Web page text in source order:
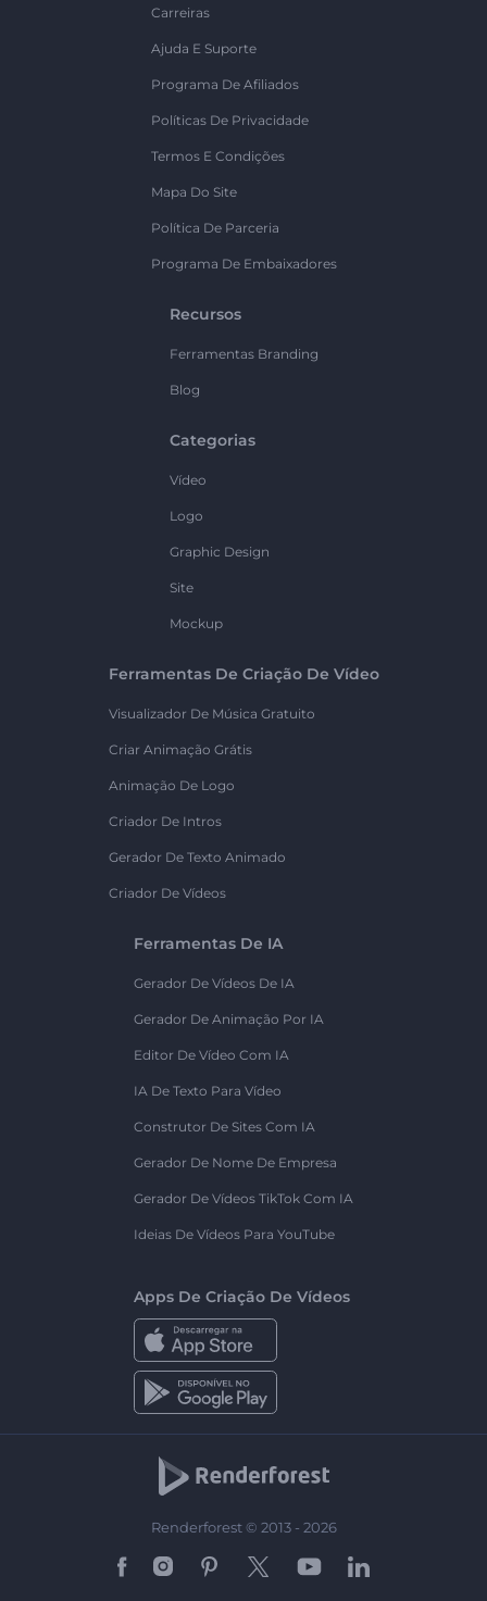
Carreiras
Ajuda E Suporte
Programa De Afiliados
Políticas De Privacidade
Termos E Condições
Mapa Do Site
Política De Parceria
Programa De Embaixadores
Recursos
Ferramentas Branding
Blog
Categorias
Vídeo
Logo
Graphic Design
Site
Mockup
Ferramentas De Criação De Vídeo
Visualizador De Música Gratuito
Criar Animação Grátis
Animação De Logo
Criador De Intros
Gerador De Texto Animado
Criador De Vídeos
Ferramentas De IA
Gerador De Vídeos De IA
Gerador De Animação Por IA
Editor De Vídeo Com IA
IA De Texto Para Vídeo
Construtor De Sites Com IA
Gerador De Nome De Empresa
Gerador De Vídeos TikTok Com IA
Ideias De Vídeos Para YouTube
Apps De Criação De Vídeos
Renderforest © 2013 - 2026